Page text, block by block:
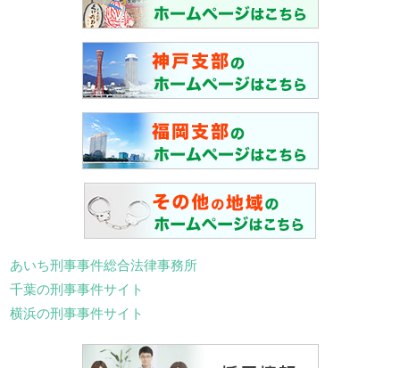
あいち刑事事件総合法律事務所
千葉の刑事事件サイト
横浜の刑事事件サイト